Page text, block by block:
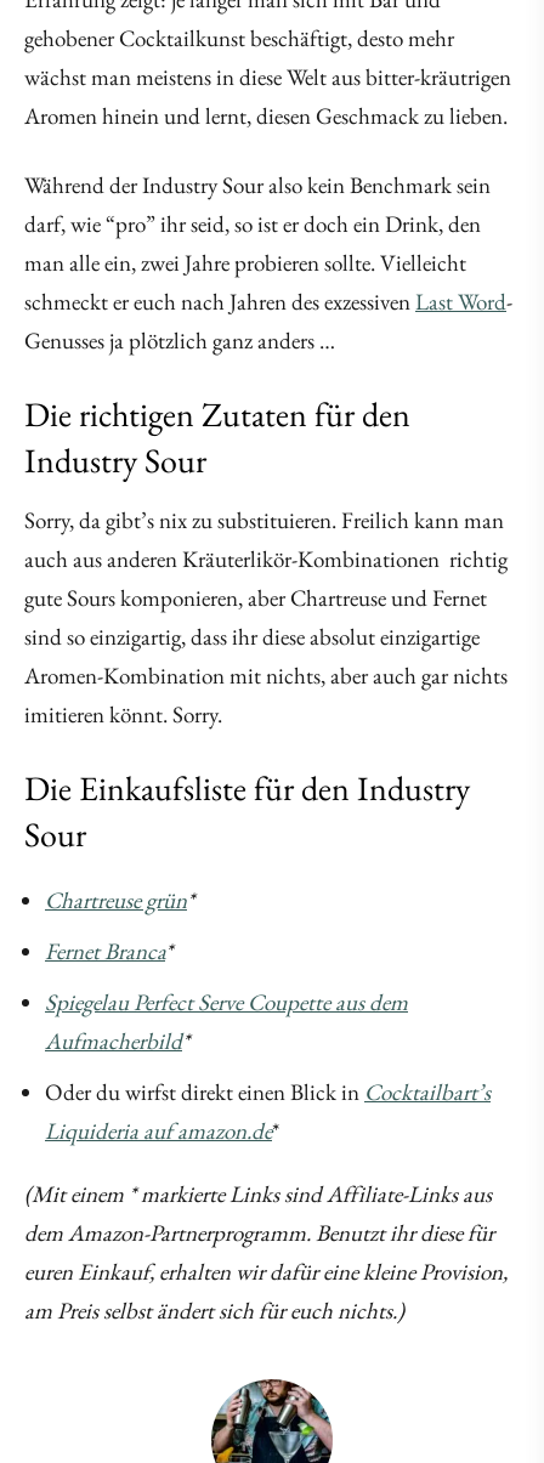
gehobener Cocktailkunst beschäftigt, desto mehr
wächst man meistens in diese Welt aus bitter-kräutrigen
Aromen hinein und lernt, diesen Geschmack zu lieben.
Während der Industry Sour also kein Benchmark sein
darf, wie “pro” ihr seid, so ist er doch ein Drink, den
man alle ein, zwei Jahre probieren sollte. Vielleicht
schmeckt er euch nach Jahren des exzessivenLast Word-
Genusses ja plötzlich ganz anders …
Die richtigen Zutaten für den
Industry Sour
Sorry, da gibt’s nix zu substituieren. Freilich kann man
auch aus anderen Kräuterlikör-Kombinationen richtig
gute Sours komponieren, aber Chartreuse und Fernet
sind so einzigartig, dass ihr diese absolut einzigartige
Aromen-Kombination mit nichts, aber auch gar nichts
imitieren könnt. Sorry.
Die Einkaufsliste für den Industry
Sour
Chartreuse grün*
Fernet Branca*
Spiegelau Perfect Serve Coupette aus dem
Aufmacherbild*
Oder du wirfst direkt einen Blick in Cocktailbart’s
Liquideria auf amazon.de*
(Mit einem * markierte Links sind Affiliate-Links aus
dem Amazon-Partnerprogramm. Benutzt ihr diese für
euren Einkauf, erhalten wir dafür eine kleine Provision,
am Preis selbst ändert sich für euch nichts.)